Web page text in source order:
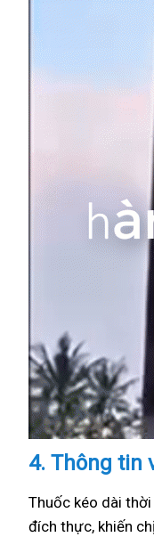
4. Thông tin
Thuốc kéo dài
đích thực, khiến